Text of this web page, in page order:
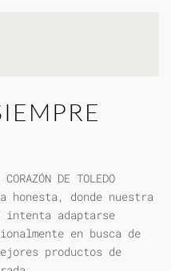
DE TOLEDO
honesta, donde nuestra
intenta adaptarse
en busca de
productos de